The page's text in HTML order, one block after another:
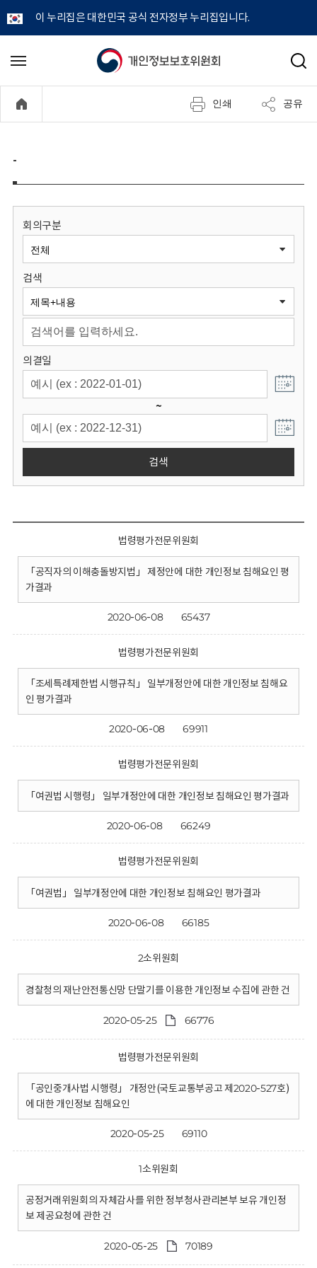
이 누리집은 대한민국 공식 전자정부 누리집입니다.
개
정
보
원
회
메
기
검
인쇄 공유
-
회의구분
검색
의결일
~
검색
법령평가전문위원회
「공직자의 이해충돌방지법」 제정안에 대한 개인정보 침해요인 평
가결과
2020-06-08 65437
법령평가전문위원회
「조세특례제한법 시행규칙」 일부개정안에 대한 개인정보 침해요
인 평가결과
2020-06-08 69911
법령평가전문위원회
「여권법 시행령」 일부개정안에 대한 개인정보 침해요인 평가결과
2020-06-08 66249
법령평가전문위원회
「여권법」 일부개정안에 대한 개인정보 침해요인 평가결과
2020-06-08 66185
2소위원회
경찰청의 재난안전통신망 단말기를 이용한 개인정보 수집에 관한 건
2020-05-25 66776
법령평가전문위원회
「공인중개사법 시행령」 개정안(국토교통부공고 제2020-527호)
에 대한 개인정보 침해요인
2020-05-25 69110
1소위원회
공정거래위원회의 자체감사를 위한 정부청사관리본부 보유 개인정
보 제공요청에 관한 건
2020-05-25 70189